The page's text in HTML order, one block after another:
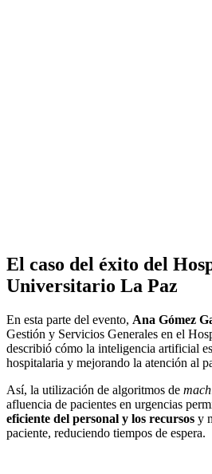
El caso del éxito del
Universitario La Paz
En esta parte del evento, Ana Gómez
Gestión y Servicios Generales en el
describió cómo la inteligencia artificial
hospitalaria y mejorando la atención al
Así, la utilización de algoritmos de
afluencia de pacientes en urgencias
eficiente del personal y los recursos y
paciente, reduciendo tiempos de espera.